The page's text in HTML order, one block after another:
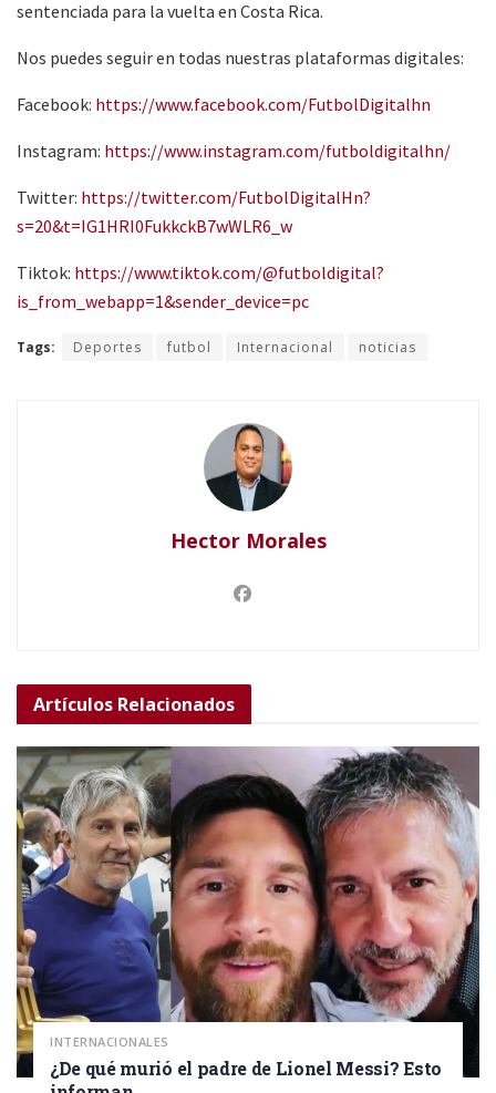
sentenciada para la vuelta en Costa Rica.
Nos puedes seguir en todas nuestras plataformas digitales:
Facebook: https://www.facebook.com/FutbolDigitalhn
Instagram: https://www.instagram.com/futboldigitalhn/
Twitter: https://twitter.com/FutbolDigitalHn?
s=20&t=IG1HRI0FukkckB7wWLR6_w
Tiktok: https://www.tiktok.com/@futboldigital?
is_from_webapp=1&sender_device=pc
Tags: Deportes futbol Internacional noticias
Hector Morales
Artículos Relacionados
INTERNACIONALES
¿De qué murió el padre de Lionel Messi? Esto